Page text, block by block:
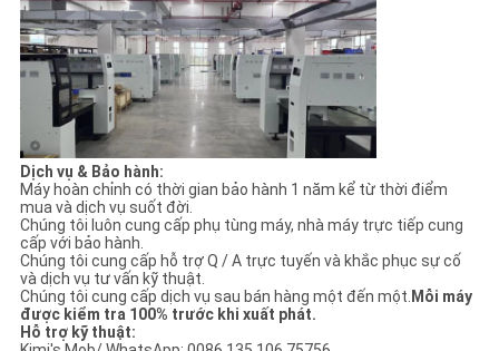
Dịch vụ & Bảo hành:
Máy hoàn chỉnh có thời gian bảo hành 1 năm kể từ thời điểm
mua và dịch vụ suốt đời.
Chúng tôi luôn cung cấp phụ tùng máy, nhà máy trực tiếp cung
cấp với bảo hành.
Chúng tôi cung cấp hỗ trợ Q / A trực tuyến và khắc phục sự cố
và dịch vụ tư vấn kỹ thuật.
Chúng tôi cung cấp dịch vụ sau bán hàng một đến một. Mỗi máy
được kiểm tra 100% trước khi xuất phát.
Hỗ trợ kỹ thuật: